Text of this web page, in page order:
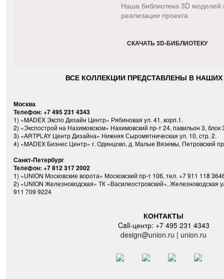
Наша библиотека 3D моделей
реализации проекта
СКАЧАТЬ 3D-БИБЛИОТЕКУ
ВСЕ КОЛЛЕКЦИИ ПРЕДСТАВЛЕНЫ В
Москва
Телефон: +7 495 231 4343
1) «MADEX Экспо Дизайн Центр» Рябиновая ул. 41, корп.1.
2) «Экспострой на Нахимовском» Нахимовский пр-т 24, павильон 3, блок
3) «ARTPLAY Центр Дизайна» Нижняя Сыромятническая ул. 10, стр. 2.
4) «MADEX Бизнес Центр» г. Одинцово, д. Малые Вяземы, Петровский
Санкт-Петербург
Телефон: +7 812 317 2002
1) «UNION Московские ворота» Московский пр-т 106, тел. +7 911 118
2) «UNION Железноводская» ТК «Василеостровский». Железноводская
911 709 9224
КОНТАКТЫ
Call-центр: +7 495 231 4343
design@union.ru | union.ru